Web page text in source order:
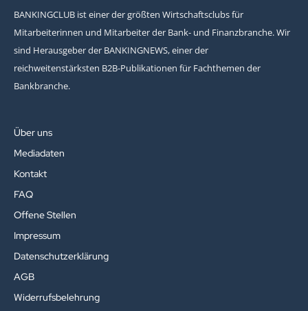
BANKINGCLUB ist einer der größten Wirtschaftsclubs für
Mitarbeiterinnen und Mitarbeiter der Bank- und Finanzbranche. Wir
sind Herausgeber der BANKINGNEWS, einer der
reichweitenstärksten B2B-Publikationen für Fachthemen der
Bankbranche.
Über uns
Mediadaten
Kontakt
FAQ
Offene Stellen
Impressum
Datenschutzerklärung
AGB
Widerrufsbelehrung